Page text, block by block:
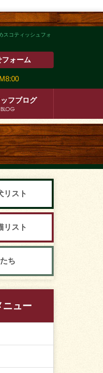
スコティッシュフォ
フォーム
フブログ
BLOG
リスト
リスト
ち
ニュー